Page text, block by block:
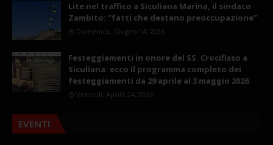
Lite nel traffico a Siculiana Marina, il sindaco
Zambito: “fatti che destano preoccupazione”
Domenica, Giugno 14, 2026
Festeggiamenti in onore del SS. Crocifisso a
Siculiana: ecco il programma completo dei
festeggiamenti da 29 aprile al 3 maggio 2026
Venerdì, Aprile 24, 2026
EVENTI